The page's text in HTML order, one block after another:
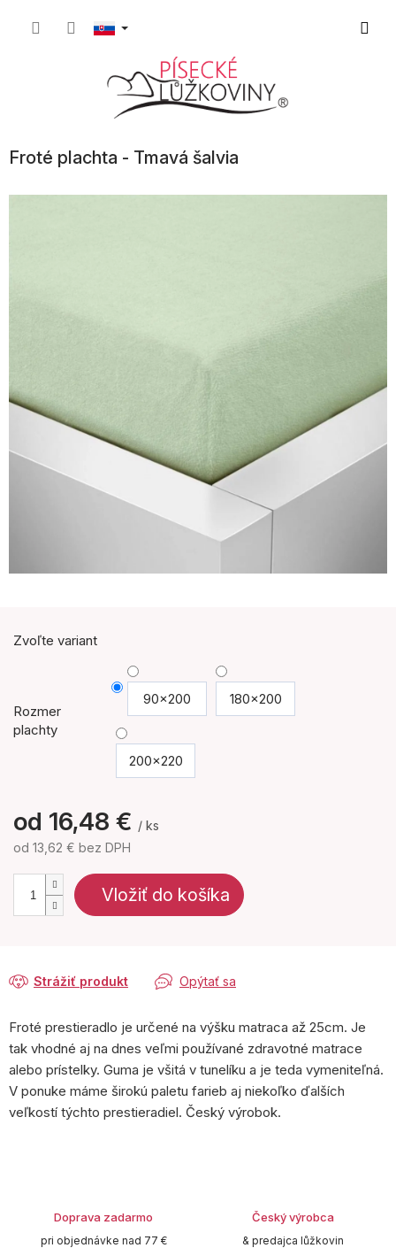
Froté plachta - Tmavá šalvia
Zvoľte variant
Rozmer
plachty
90x200 180x200
200x220
od 16,48 € / ks
od 13,62 € bez DPH
Vložiť do košíka
Opýtať sa
Strážiť produkt
Froté prestieradlo je určené na výšku matraca až 25cm. Je
tak vhodné aj na dnes veľmi používané zdravotné matrace
alebo prístelky. Guma je všitá v tunelíku a je teda vymeniteľná.
V ponuke máme širokú paletu farieb aj niekoľko ďalších
veľkostí týchto prestieradiel. Český výrobok.
Doprava zadarmo
pri objednávke nad 77 €
Český výrobca
& predajca lůžkovin